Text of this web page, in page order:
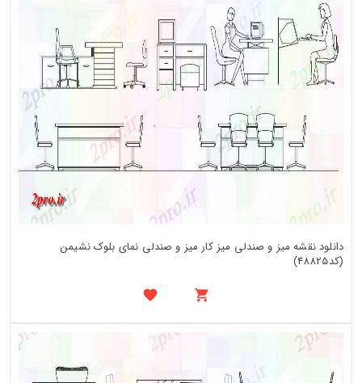
دانلود نقشه میز و صندلی میز کار میز و صندلی نمای بلوک نشیمن
(کد48825)